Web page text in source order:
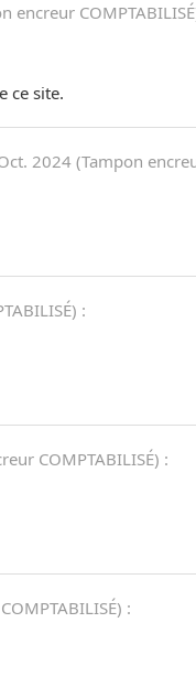
encreur COMPTABILISÉ
ce site.
2024 (Tampon
) :
COMPTABILISÉ) :
) :